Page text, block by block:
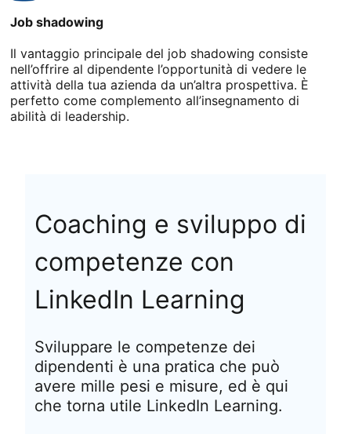
Job shadowing
Il vantaggio principale del job shadowing consiste
nell’offrire al dipendente l’opportunità di vedere le
attività della tua azienda da un’altra prospettiva. È
perfetto come complemento all’insegnamento di
abilità di leadership.
Coaching e sviluppo di
competenze con
LinkedIn Learning
Sviluppare le competenze dei
dipendenti è una pratica che può
avere mille pesi e misure, ed è qui
che torna utile LinkedIn Learning.